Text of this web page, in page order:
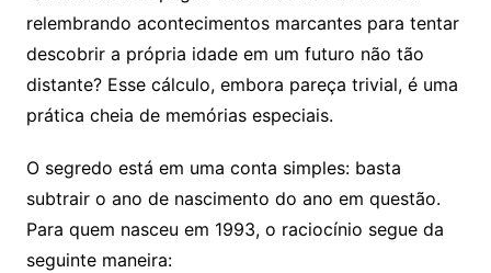
relembrando acontecimentos marcantes para tentar
descobrir a própria idade em um futuro não tão
distante? Esse cálculo, embora pareça trivial, é uma
prática cheia de memórias especiais.
O segredo está em uma conta simples: basta
subtrair o ano de nascimento do ano em questão.
Para quem nasceu em 1993, o raciocínio segue da
seguinte maneira: